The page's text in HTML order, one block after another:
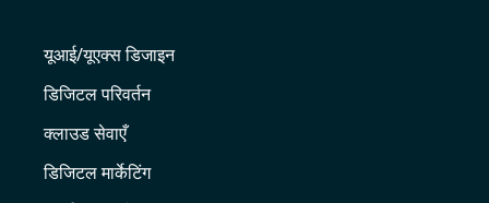
यूआई/यूएक्स डिजाइन
डिजिटल परिवर्तन
क्लाउड सेवाएँ
डिजिटल मार्केटिंग